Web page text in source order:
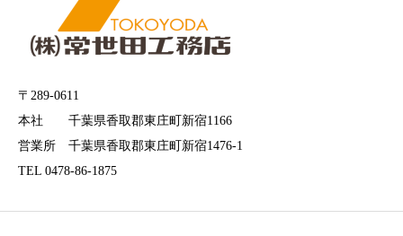
〒289-0611
本社 千葉県香取郡東庄町新宿1166
営業所 千葉県香取郡東庄町新宿1476-1
TEL 0478-86-1875